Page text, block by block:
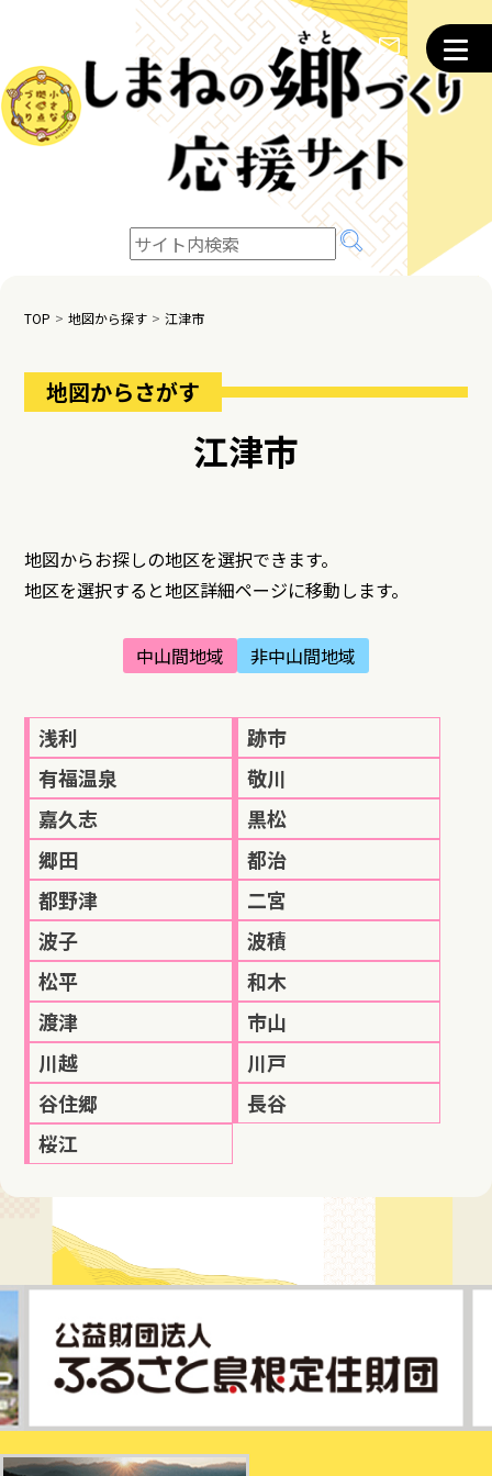
TOP 地図から探す 江津市
地図からさがす
江津市
地図からお探しの地区を選択できます。
地区を選択すると地区詳細ページに移動します。
中山間地域 非中山間地域
浅利
跡市
有福温泉
敬川
嘉久志
黒松
郷田
都治
都野津
二宮
波子
波積
松平
和木
渡津
市山
川越
川戸
谷住郷
長谷
桜江